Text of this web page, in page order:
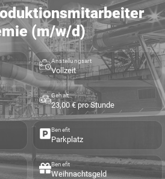
(m/w/d)
Anstellungsart
Vollzeit
Gehalt
23,00 € pro Stunde
Benefit
Parkplatz
Benefit
Weihnachtsgeld